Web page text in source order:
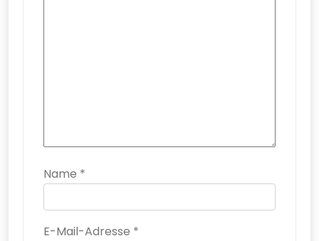
Name *
E-Mail-Adresse *